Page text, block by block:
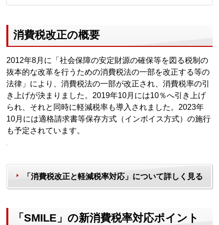
消費税改正の概要
2012年8月に「社会保障の安定財源の確保等を図る税制の
抜本的な改革を行うための消費税法の一部を改正する等の
法律」により、消費税法の一部が改正され、消費税率の引
き上げが決まりました。2019年10月には10％へ引き上げ
られ、それと同時に軽減税率も導入されました。2023年
10月には適格請求書等保存方式（インボイス方式）の施行
も予定されています。
「消費税改正と軽減税率対応」について詳しく見る
「SMILE」の新消費税率対応ポイント